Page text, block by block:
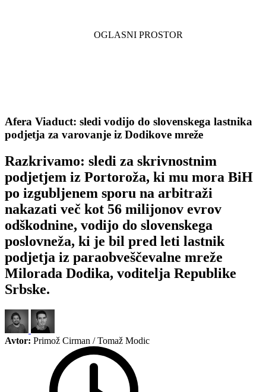
Afera Viaduct: sledi vodijo do slovenskega lastnika
podjetja za varovanje iz Dodikove mreže
Razkrivamo: sledi za skrivnostnim
podjetjem iz Portoroža, ki mu mora BiH
po izgubljenem sporu na arbitraži
nakazati več kot 56 milijonov evrov
odškodnine, vodijo do slovenskega
poslovneža, ki je bil pred leti lastnik
podjetja iz paraobveščevalne mreže
Milorada Dodika, voditelja Republike
Srbske.
Avtor: Primož Cirman / Tomaž Modic